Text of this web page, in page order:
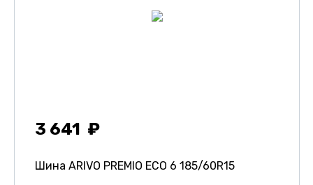
3 641
Шина ARIVO PREMIO ECO 6 185/60R15